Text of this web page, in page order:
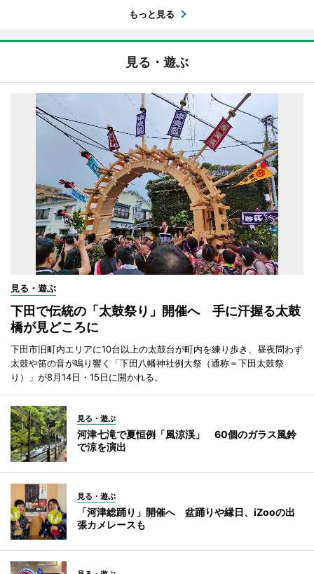
もっと見る
見る・遊ぶ
見る・遊ぶ
下田で伝統の「太鼓祭り」開催へ 手に汗握る太鼓
橋が見どころに
下田市旧町内エリアに10台以上の太鼓台が町内を練り歩き、昼夜問わず
太鼓や笛の音が鳴り響く「下田八幡神社例大祭（通称＝下田太鼓祭
り）」が8月14日・15日に開かれる。
見る・遊ぶ
河津七滝で夏恒例「風涼渓」 60個のガラス風鈴
で涼を演出
見る・遊ぶ
「河津総踊り」開催へ 盆踊りや縁日、iZooの出
張カメレースも